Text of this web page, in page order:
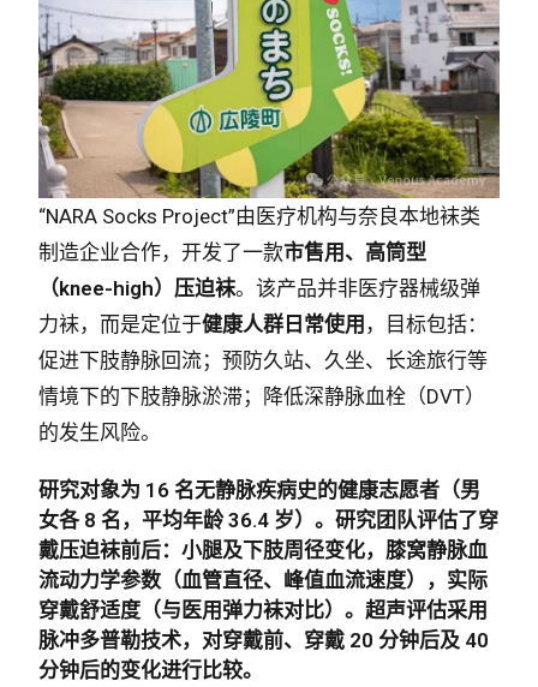
“NARA Socks Project”由医疗机构与奈良本地袜类
制造企业合作，开发了一款市售用、高筒型
（knee-high）压迫袜。该产品并非医疗器械级弹
力袜，而是定位于健康人群日常使用 ，目标包括：
促进下肢静脉回流；预防久站、久坐、长途旅行等
情境下的下肢静脉淤滞；降低深静脉血栓（DVT）
的发生风险。
研究对象为 16 名无静脉疾病史的健康志愿者 （男
女各 8 名，平均年龄 36.4 岁）。研究团队评估了穿
戴压迫袜前后：小腿及下肢周径变化，膝窝静脉血
流动力学参数（血管直径、峰值血流速度），实际
穿戴舒适度（与医用弹力袜对比）。超声评估采用
脉冲多普勒技术，对穿戴前、穿戴 20 分钟后及 40
分钟后的变化进行比较。